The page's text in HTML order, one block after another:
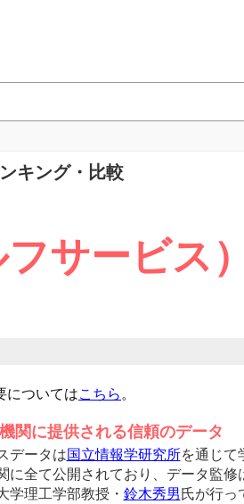
キング・比較
サービス
についてはこちら 。
関に提供される信頼のデータ
データは国立情報学研究所を通じて
に全て公開されており、データ監修
学理工学部教授・ 鈴木秀男 氏が行っ